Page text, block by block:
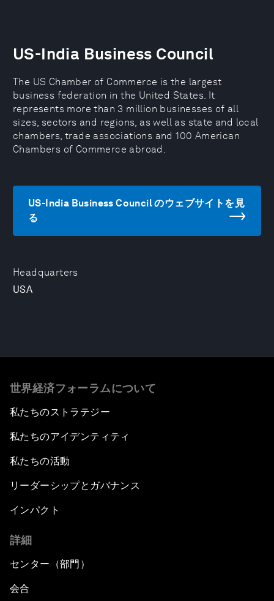
Headquarters
USA
US-India Business Council
The US Chamber of Commerce is the largest
business federation in the United States. It
represents more than 3 million businesses of all
sizes, sectors and regions, as well as state and local
chambers, trade associations and 100 American
Chambers of Commerce abroad.
US-India Business Council のウェブサイトを見
る
世界経済フォーラムについて
私たちのストラテジー
私たちのアイデンティティ
私たちの活動
リーダーシップとガバナンス
インパクト
詳細
センター（部門）
会合